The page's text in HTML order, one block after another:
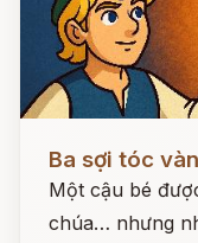
Ba sợi tóc
Một cậu bé
chúa… nhưng